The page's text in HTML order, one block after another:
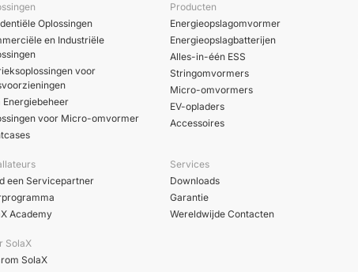
Oplossingen
en Industriële
voor
Energiebeheer
voor Micro-omvormer
Producten
Energieopslagomvormer
Energieopslagbatterijen
Alles-in-één ESS
Stringomvormers
Micro-omvormers
EV-opladers
Accessoires
een Servicepartner
Academy
Services
Downloads
Garantie
Wereldwijde Contacten
SolaX
SolaX